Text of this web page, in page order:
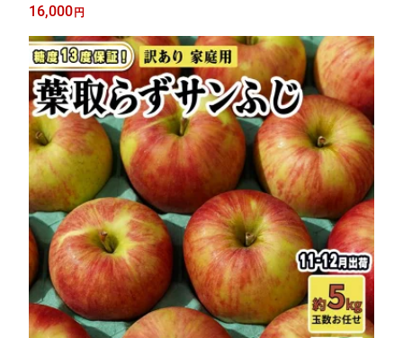
月 果物 フルーツ 高糖度 ギフト 贈答用 ポリフェノール 】 お届
け：2026年11月1日～2026年12月26日
16,000円